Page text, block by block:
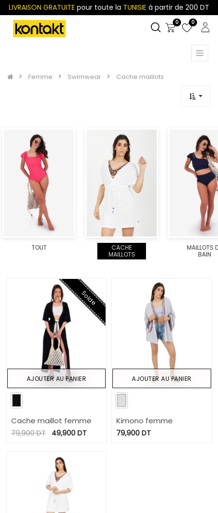
LIVRAISON GRATUITE pour toute la TUNISIE à partir de 200 DT
0 0
Femme Swimwear Cache maillots
TOUT
CACHE
MAILLOTS
MAILLOTS
BAIN
Solde
Cache maillot femme
79,900DT 49,900DT
AJOUTER AU PANIER
Kimono femme
79,900 DT
AJOUTER AU PANIER